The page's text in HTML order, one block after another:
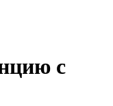
с